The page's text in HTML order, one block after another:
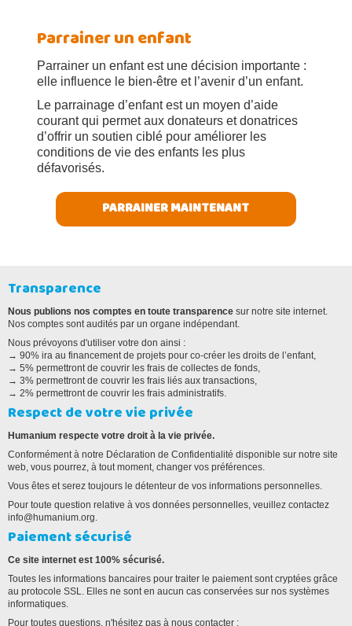
Parrainer un enfant
Parrainer un enfant est une décision importante :
elle influence le bien-être et l’avenir d’un enfant.
Le parrainage d’enfant est un moyen d’aide
courant qui permet aux donateurs et donatrices
d’offrir un soutien ciblé pour améliorer les
conditions de vie des enfants les plus
défavorisés.
PARRAINER MAINTENANT
Transparence
Nous publions nos comptes en toute transparence sur notre site internet.
Nos comptes sont audités par un organe indépendant.
Nous prévoyons d'utiliser votre don ainsi :
→ 90% ira au financement de projets pour co-créer les droits de l’enfant,
→ 5% permettront de couvrir les frais de collectes de fonds,
→ 3% permettront de couvrir les frais liés aux transactions,
→ 2% permettront de couvrir les frais administratifs.
Respect de votre vie privée
Humanium respecte votre droit à la vie privée.
Conformément à notre Déclaration de Confidentialité disponible sur notre site
web, vous pourrez, à tout moment, changer vos préférences.
Vous êtes et serez toujours le détenteur de vos informations personnelles.
Pour toute question relative à vos données personnelles, veuillez contactez
info@humanium.org.
Paiement sécurisé
Ce site internet est 100% sécurisé.
Toutes les informations bancaires pour traiter le paiement sont cryptées grâce
au protocole SSL. Elles ne sont en aucun cas conservées sur nos systèmes
informatiques.
Pour toutes questions, n'hésitez pas à nous contacter :